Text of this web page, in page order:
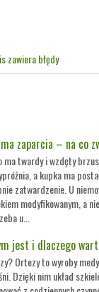
zawiera błędy
zaparcia – na co
ma twardy i wzdęty
a kupka ma
zatwardzenie. U
modyfikowanym, a
u...
jest i dlaczego
Ortezy to wyroby
Dzięki nim układ